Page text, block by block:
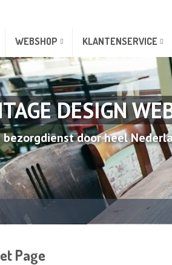
WEBSHOP KLANTENSERVICE
DESIGN
bezorgdienst door heel
Page